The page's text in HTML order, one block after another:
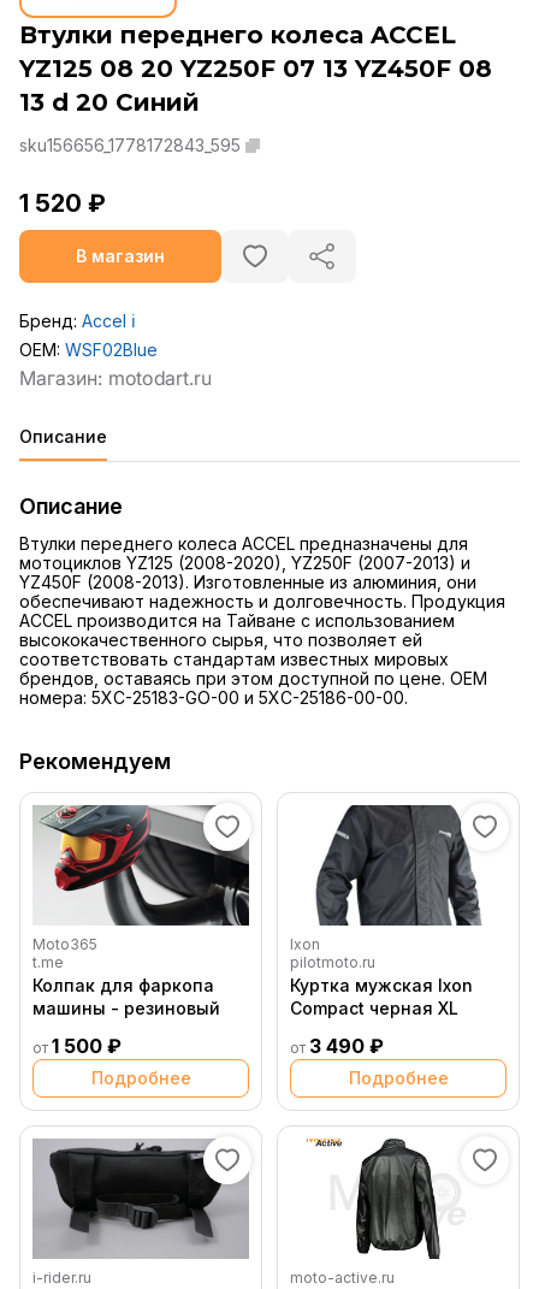
Втулки переднего колеса ACCEL
YZ125 08 20 YZ250F 07 13 YZ450F 08
13 d 20 Синий
sku156656_1778172843_595
1 520 ₽
В магазин
Бренд: Accel ℹ️
OEM: WSF02Blue
Описание
Описание
Втулки переднего колеса ACCEL предназначены для
мотоциклов YZ125 (2008-2020), YZ250F (2007-2013) и
YZ450F (2008-2013). Изготовленные из алюминия, они
обеспечивают надежность и долговечность. Продукция
ACCEL производится на Тайване с использованием
высококачественного сырья, что позволяет ей
соответствовать стандартам известных мировых
брендов, оставаясь при этом доступной по цене. OEM
номера: 5XC-25183-GO-00 и 5XC-25186-00-00.
Рекомендуем
Moto365
t.me
Колпак для фаркопа
машины - резиновый
от 1 500 ₽
Подробнее
Ixon
pilotmoto.ru
Куртка мужская Ixon
Compact черная XL
от 3 490 ₽
Подробнее
i-rider.ru moto-active.ru